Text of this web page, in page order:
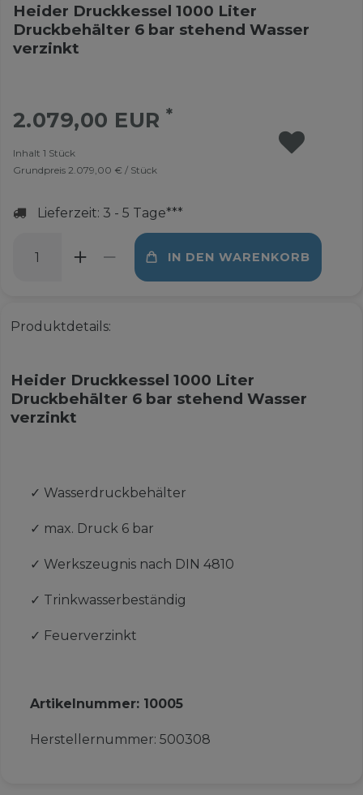
Heider Druckkessel 1000 Liter
Druckbehälter 6 bar stehend Wasser
verzinkt
2.079,00 EUR*
Inhalt 1 Stück
Grundpreis 2.079,00 € / Stück
Lieferzeit: 3 - 5 Tage***
IN DEN WARENKORB
Produktdetails:
Heider Druckkessel 1000 Liter
Druckbehälter 6 bar stehend Wasser
verzinkt
✓ Wasserdruckbehälter
✓ max. Druck 6 bar
✓ Werkszeugnis nach DIN 4810
✓ Trinkwasserbeständig
✓ Feuerverzinkt
Artikelnummer: 10005
Herstellernummer: 500308